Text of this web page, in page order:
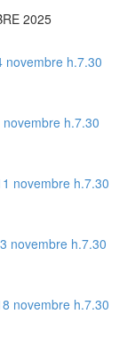
2025
novembre h.7.30
h.7.30
novembre h.7.30
novembre h.7.30
novembre h.7.30